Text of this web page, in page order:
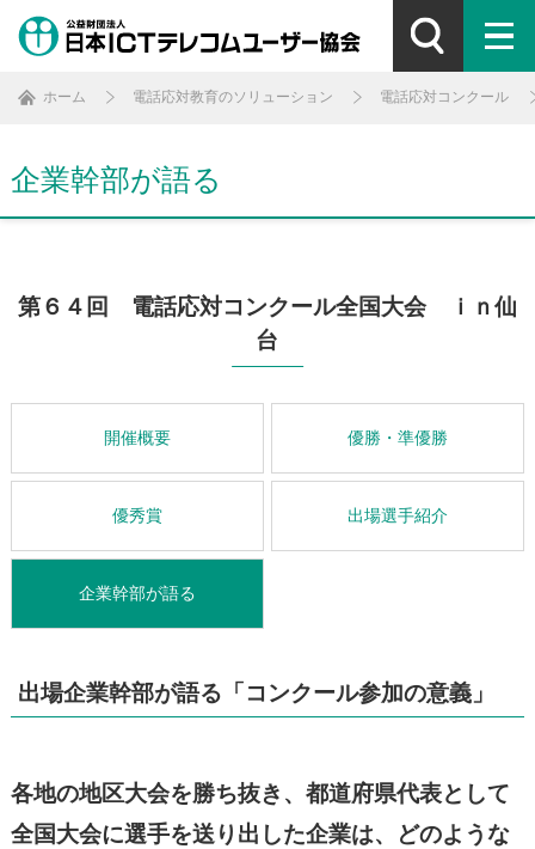
ホーム 電話応対教育のソリューション 電話応対コンクール
企業幹部が語る
第６４回 電話応対コンクール全国大会 ｉｎ仙
台
開催概要 優勝・準優勝
優秀賞 出場選手紹介
企業幹部が語る
出場企業幹部が語る「コンクール参加の意義」
各地の地区大会を勝ち抜き、都道府県代表として
全国大会に選手を送り出した企業は、どのような